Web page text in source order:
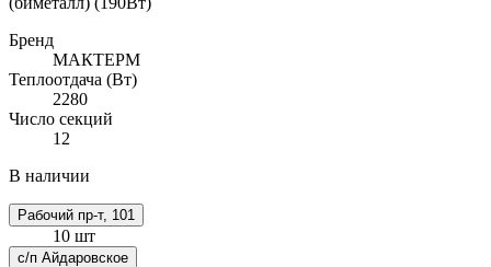
Бренд
МАКТЕРМ
Теплоотдача (Вт)
2280
Число секций
12
В наличии
Рабочий пр-т, 101
10 шт
с/п Айдаровское